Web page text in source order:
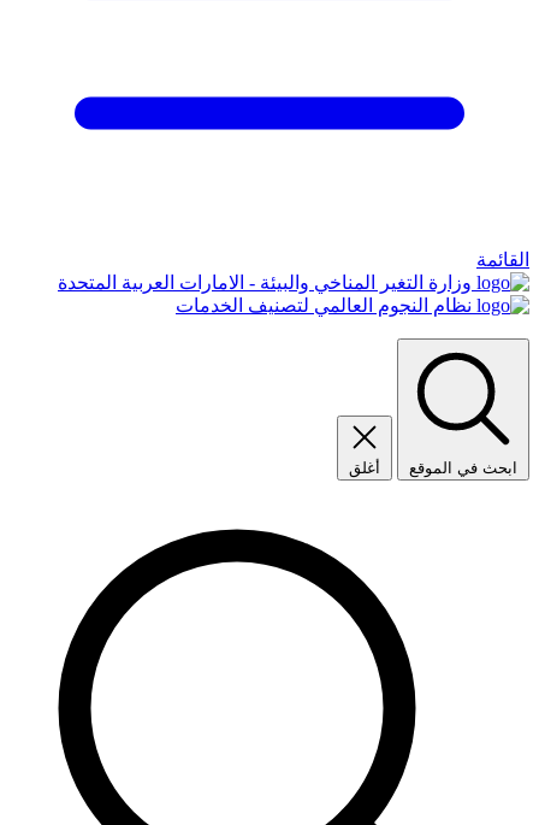
القائمة
وزارة التغير المناخي والبيئة - الامارات العربية المتحدة
نظام النجوم العالمي لتصنيف الخدمات
ابحث في الموقع أغلق